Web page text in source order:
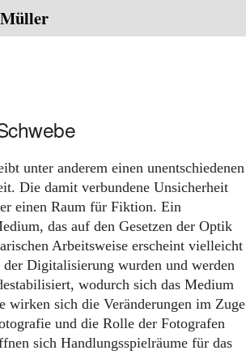
unter anderem einen unentschiedenen
Die damit verbundene Unsicherheit
einen Raum für Fiktion. Ein
das auf den Gesetzen der Optik
Arbeitsweise erscheint vielleicht
Digitalisierung wurden und werden
wodurch sich das Medium
wirken sich die Veränderungen im Zuge
und die Rolle der Fotografen
sich Handlungsspielräume für das